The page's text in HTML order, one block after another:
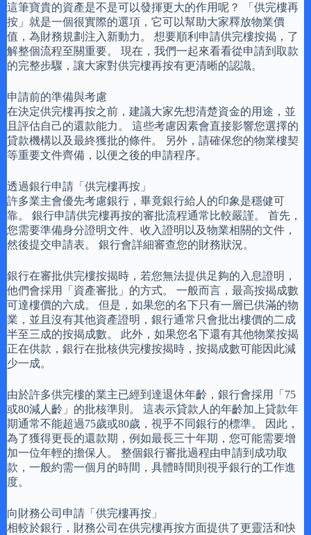
這筆寶貴的資產是不是可以發揮更大的作用呢？ 「供完樓再
按」就是一個很實際的選項，它可以幫助大家釋放物業價
值，為財務規劃注入新動力。 想要順利申請供完樓按揭，了
解整個流程至關重要。 現在，我們一起來看看從申請到取款
的完整步驟，讓大家對供完樓再按有更清晰的認識。
申請前的準備與考慮
在決定供完樓再按之前，建議大家先想清楚資金的用途，並
且評估自己的還款能力。 這些考慮因素會直接影響您選擇的
貸款機構以及最終獲批的條件。 另外，請確保您的物業樓契
等重要文件齊備，以便之後的申請程序。
透過銀行申請「供完樓再按」
許多業主會優先考慮銀行，畢竟銀行給人的印象是穩健可
靠。 銀行申請供完樓再按的審批流程通常比較嚴謹。 首先，
您需要準備身分證明文件、收入證明以及物業相關的文件，
然後提交申請表。 銀行會詳細審查您的財務狀況。
銀行在審批供完樓按揭時，若您無法提供足夠的入息證明，
他們會採用「資產審批」的方式。 一般而言，最高按揭成數
可達樓價的六成。 但是，如果您的名下只有一層已供滿的物
業，並且沒有其他資產證明，銀行通常只會批出樓價的二成
半至三成的按揭成數。 此外，如果您名下還有其他物業按揭
正在供款，銀行在批核供完樓按揭時，按揭成數可能因此減
少一成。
由於許多供完樓的業主已經到達退休年齡，銀行會採用「75
或80減人齡」的批核準則。 這表示貸款人的年齡加上貸款年
期通常不能超過75歲或80歲，視乎不同銀行的標準。 因此，
為了獲得更長的還款期，例如最長三十年期，您可能需要增
加一位年輕的擔保人。 整個銀行審批過程由申請到成功取
款，一般約需一個月的時間，具體時間則視乎銀行的工作進
度。
向財務公司申請「供完樓再按」
相較於銀行，財務公司在供完樓再按方面提供了更靈活和快